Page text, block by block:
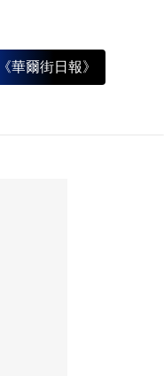
華爾街日報》